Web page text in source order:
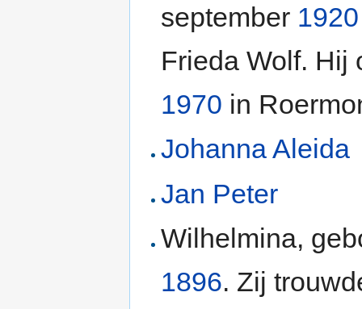
september 1920
Frieda Wolf. Hij
1970 in
Johanna Aleida
Jan Peter
Wilhelmina,
1896. Zij